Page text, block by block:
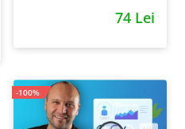
74 Lei
-100%